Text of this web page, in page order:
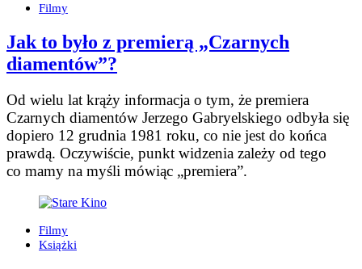
Filmy
Jak to było z premierą „Czarnych
diamentów”?
Od wielu lat krąży informacja o tym, że premiera
Czarnych diamentów Jerzego Gabryelskiego odbyła się
dopiero 12 grudnia 1981 roku, co nie jest do końca
prawdą. Oczywiście, punkt widzenia zależy od tego
co mamy na myśli mówiąc „premiera”.
Filmy
Książki